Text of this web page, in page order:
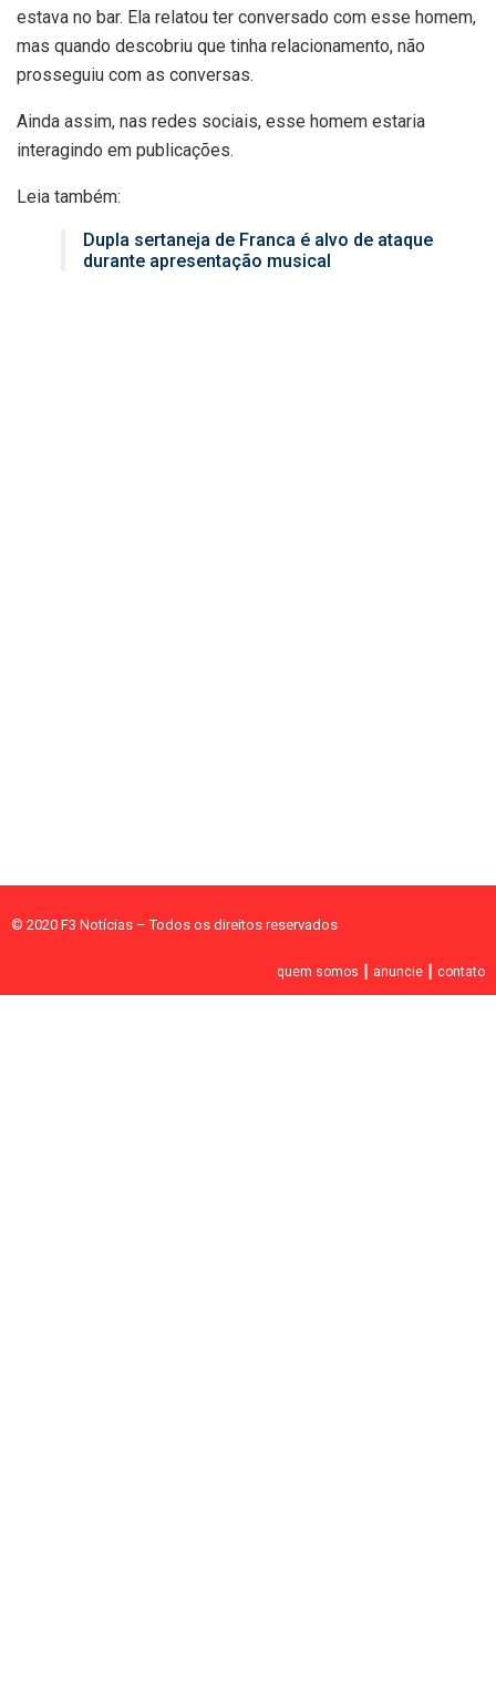
estava no bar. Ela relatou ter conversado com esse homem,
mas quando descobriu que tinha relacionamento, não
prosseguiu com as conversas.
Ainda assim, nas redes sociais, esse homem estaria
interagindo em publicações.
Leia também:
Dupla sertaneja de Franca é alvo de ataque
durante apresentação musical
© 2020 F3 Notícias – Todos os direitos reservados
quem somos anuncie contato